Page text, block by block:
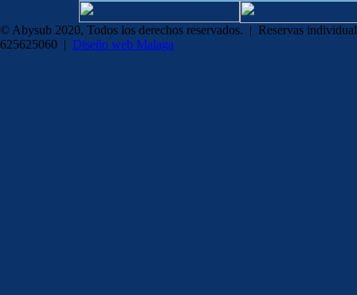
© Abysub 2020, Todos los derechos reservados. | Reservas
625625060 | Diseño web Malaga